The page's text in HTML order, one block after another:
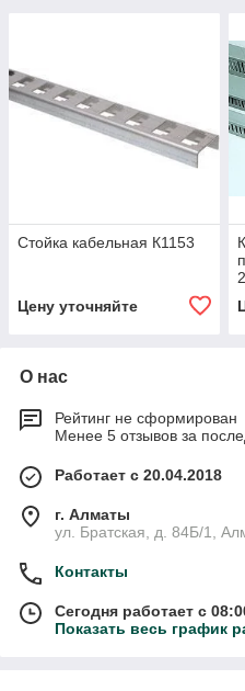
Стойка кабельная К1153
Цену уточняйте
О нас
Рейтинг не сформирован
Менее 5 отзывов за
Работает с 20.04.2018
г. Алматы
ул. Братская, д. 84Б/1,
Контакты
Сегодня работает с
Показать весь график